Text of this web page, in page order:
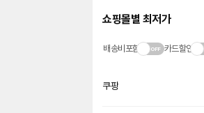
쇼핑몰별 최저가
배송비포함 카드할인
쿠팡